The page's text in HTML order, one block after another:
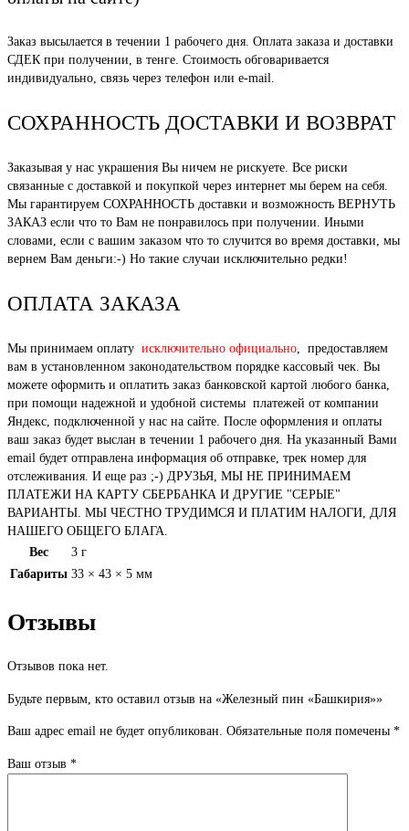
Заказ высылается в течении 1 рабочего дня. Оплата заказа и доставки
СДЕК при получении, в тенге. Стоимость обговаривается
индивидуально, связь через телефон или e-mail.
СОХРАННОСТЬ ДОСТАВКИ И ВОЗВРАТ
Заказывая у нас украшения Вы ничем не рискуете. Все риски
связанные с доставкой и покупкой через интернет мы берем на себя.
Мы гарантируем СОХРАННОСТЬ доставки и возможность ВЕРНУТЬ
ЗАКАЗ если что то Вам не понравилось при получении. Иными
словами, если с вашим заказом что то случится во время доставки, мы
вернем Вам деньги:-) Но такие случаи исключительно редки!
ОПЛАТА ЗАКАЗА
Мы принимаем оплату исключительно официально, предоставляем
вам в установленном законодательством порядке кассовый чек. Вы
можете оформить и оплатить заказ банковской картой любого банка,
при помощи надежной и удобной системы платежей от компании
Яндекс, подключенной у нас на сайте. После оформления и оплаты
ваш заказ будет выслан в течении 1 рабочего дня. На указанный Вами
email будет отправлена информация об отправке, трек номер для
отслеживания. И еще раз ;-) ДРУЗЬЯ, МЫ НЕ ПРИНИМАЕМ
ПЛАТЕЖИ НА КАРТУ СБЕРБАНКА И ДРУГИЕ "СЕРЫЕ"
ВАРИАНТЫ. МЫ ЧЕСТНО ТРУДИМСЯ И ПЛАТИМ НАЛОГИ, ДЛЯ
НАШЕГО ОБЩЕГО БЛАГА.
Вес
3 г
Габариты 33 × 43 × 5 мм
Отзывы
Отзывов пока нет.
Будьте первым, кто оставил отзыв на «Железный пин «Башкирия»»
Ваш адрес email не будет опубликован. Обязательные поля помечены *
Ваш отзыв *